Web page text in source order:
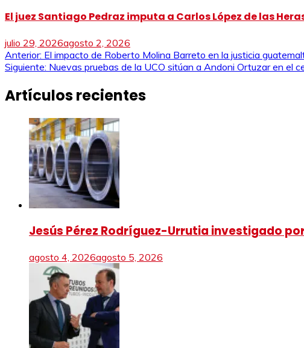
El juez Santiago Pedraz imputa a Carlos López de las
julio 29, 2026agosto 2, 2026
Navegación
entradas
Anterior: El impacto de Roberto Molina Barreto en la justicia
Siguiente: Nuevas pruebas de la UCO sitúan a Andoni Ortuzar en el
Artículos recientes
Jesús Pérez Rodríguez-Urrutia investigado
agosto 4, 2026agosto 5, 2026